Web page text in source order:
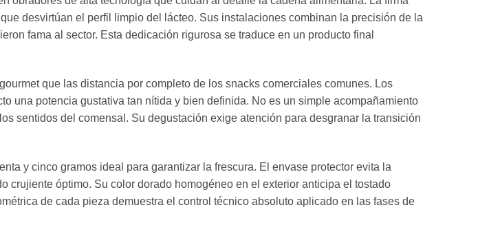
desvirtúan el perfil limpio del lácteo. Sus instalaciones combinan la precisión de la
fama al sector. Esta dedicación rigurosa se traduce en un producto final
que las distancia por completo de los snacks comerciales comunes. Los
una potencia gustativa tan nítida y bien definida. No es un simple acompañamiento
sentidos del comensal. Su degustación exige atención para desgranar la transición
y cinco gramos ideal para garantizar la frescura. El envase protector evita la
óptimo. Su color dorado homogéneo en el exterior anticipa el tostado
de cada pieza demuestra el control técnico absoluto aplicado en las fases de